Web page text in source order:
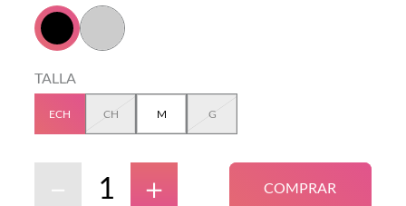
TALLA
ECH CH M G
＋
－ COMPRAR